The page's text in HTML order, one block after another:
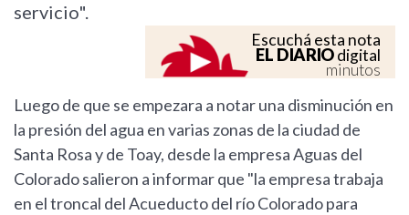
servicio".
Escuchá esta nota
EL DIARIOdigital
minutos
Luego de que se empezara a notar una disminución en
la presión del agua en varias zonas de la ciudad de
Santa Rosa y de Toay, desde la empresa Aguas del
Colorado salieron a informar que "la empresa trabaja
en el troncal del Acueducto del río Colorado para